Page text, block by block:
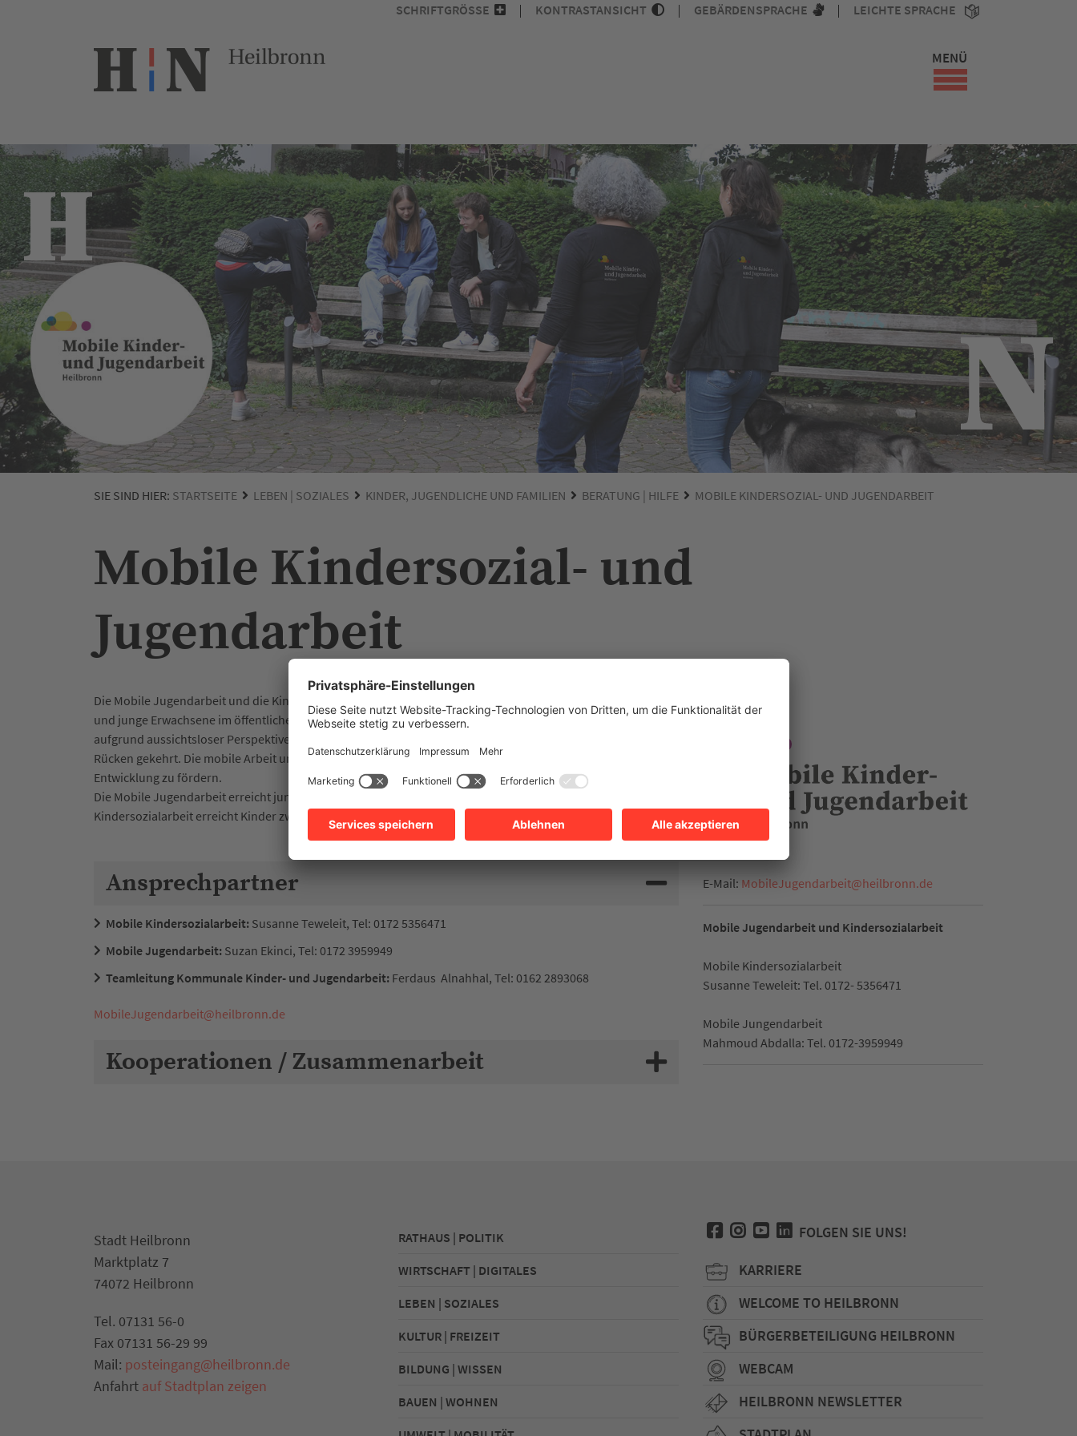
SCHRIFTGRÖSSE KONTRASTANSICHT GEBÄRDENSPRACHE LEICHTE SPRACHE
MENÜ
SIE SIND HIER: STARTSEITE LEBEN | SOZIALES KINDER, JUGENDLICHE UND FAMILIEN BERATUNG | HILFE MOBILE KINDERSOZIAL- UND JUGENDARBEIT
Mobile Kindersozial- und
Jugendarbeit
Die Mobile Jugendarbeit und die Kindersozialarbeit der Stadt Heilbronn richten sich an Kinder, Jugendliche
und junge Erwachsene im öffentlichen Raum. Häufig haben Kinder, Jugendliche und junge Erwachsene
aufgrund aussichtsloser Perspektiven ihren Familien, ihren Freunden, der Schule oder der Arbeitswelt den
Rücken gekehrt. Die mobile Arbeit unterstützt sie, um ihre Lebenssituation zu verbessern und sie in ihrer
Entwicklung zu fördern.
Die Mobile Jugendarbeit erreicht junge Menschen im Alter von 14 bis 27 Jahren. Die Mobile
Kindersozialarbeit erreicht Kinder zwischen 8 und 13 Jahren.
Ansprechpartner
Mobile Kindersozialarbeit: Susanne Teweleit, Tel: 0172 5356471
Mobile Jugendarbeit: Suzan Ekinci, Tel: 0172 3959949
Teamleitung Kommunale Kinder- und Jugendarbeit: Ferdaus Alnahhal, Tel: 0162 2893068
MobileJugendarbeit@heilbronn.de
Kooperationen / Zusammenarbeit
E-Mail: MobileJugendarbeit@heilbronn.de
Mobile Jugendarbeit und Kindersozialarbeit
Mobile Kindersozialarbeit
Susanne Teweleit: Tel. 0172- 5356471
Mobile Jungendarbeit
Mahmoud Abdalla: Tel. 0172-3959949
Stadt Heilbronn
Marktplatz 7
74072 Heilbronn
Tel. 07131 56-0
Fax 07131 56-29 99
Mail: posteingang@heilbronn.de
Anfahrt auf Stadtplan zeigen
RATHAUS | POLITIK
WIRTSCHAFT | DIGITALES
LEBEN | SOZIALES
KULTUR | FREIZEIT
BILDUNG | WISSEN
BAUEN | WOHNEN
FOLGEN SIE UNS!
KARRIERE
WELCOME TO HEILBRONN
BÜRGERBETEILIGUNG HEILBRONN
WEBCAM
HEILBRONN NEWSLETTER